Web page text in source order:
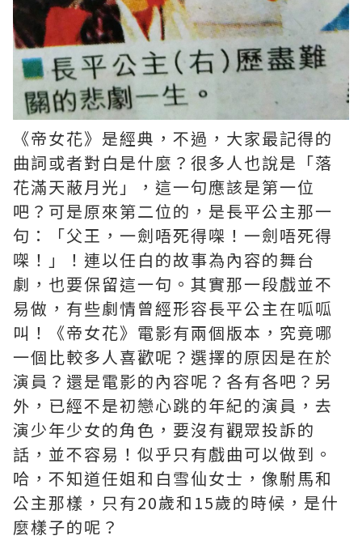
《帝女花》是經典，不過，大家最記得的
曲詞或者對白是什麼？很多人也說是「落
花滿天蔽月光」，這一句應該是第一位
吧？可是原來第二位的，是長平公主那一
句：「父王，一劍唔死得㗎！一劍唔死得
㗎！」！連以任白的故事為內容的舞台
劇，也要保留這一句。其實那一段戲並不
易做，有些劇情曾經形容長平公主在呱呱
叫！《帝女花》電影有兩個版本，究竟哪
一個比較多人喜歡呢？選擇的原因是在於
演員？還是電影的內容呢？各有各吧？另
外，已經不是初戀心跳的年紀的演員，去
演少年少女的角色，要沒有觀眾投訴的
話，並不容易！似乎只有戲曲可以做到。
哈，不知道任姐和白雪仙女士，像駙馬和
公主那樣，只有20歲和15歲的時候，是什
麼樣子的呢？